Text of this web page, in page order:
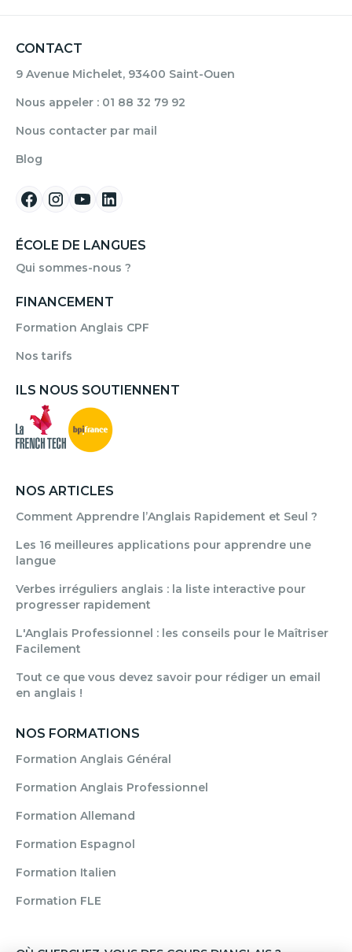
CONTACT
9 Avenue Michelet, 93400 Saint-Ouen
Nous appeler : 01 88 32 79 92
Nous contacter par mail
Blog
ÉCOLE DE LANGUES
Qui sommes-nous ?
FINANCEMENT
Formation Anglais CPF
Nos tarifs
ILS NOUS SOUTIENNENT
NOS ARTICLES
Comment Apprendre l’Anglais Rapidement et Seul ?
Les 16 meilleures applications pour apprendre une
langue
Verbes irréguliers anglais : la liste interactive pour
progresser rapidement
L'Anglais Professionnel : les conseils pour le Maîtriser
Facilement
Tout ce que vous devez savoir pour rédiger un email
en anglais !
NOS FORMATIONS
Formation Anglais Général
Formation Anglais Professionnel
Formation Allemand
Formation Espagnol
Formation Italien
Formation FLE